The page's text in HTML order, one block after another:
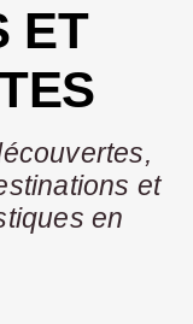
ET
et
en